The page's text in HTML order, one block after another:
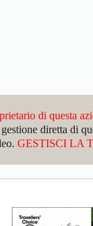
di questa
gestione diretta di
GESTISCI LA